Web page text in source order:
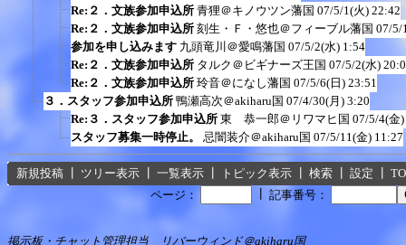
Re:２．文族参加申込所 青狸＠キノウツン藩国 07/5/1(火) 22:42
Re:２．文族参加申込所 刻生・Ｆ・悠也＠フィーブル藩国 07/5/
参加を申し込みます 九頭竜川＠愛鳴藩国 07/5/2(水) 1:54
Re:２．文族参加申込所 タルク＠ビギナーズ王国 07/5/2(水)
Re:２．文族参加申込所 玲音＠になし藩国 07/5/6(日) 23:51
３．スタッフ参加申込所 鴨瀬高次＠akiharu国 07/4/30(月) 3:20
Re:３．スタッフ参加申込所 東 恭一郎＠リワマヒ国 07/5/4(金
スタッフ募集一時停止。 忌闇装介＠akiharu国 07/5/11(金) 11:27
新規投稿 ツリー表示 一覧表示 トピック表示 検索 設定
ページ：
記事番号：
掲示板・チャット管理担当 リバーウィンド＠akiharu国